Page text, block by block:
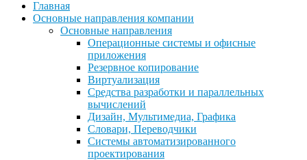
Главная
Основные направления компании
Основные направления
Операционные системы и офисные
приложения
Резервное копирование
Виртуализация
Средства разработки и параллельных
вычислений
Дизайн, Мультимедиа, Графика
Словари, Переводчики
Системы автоматизированного
проектирования